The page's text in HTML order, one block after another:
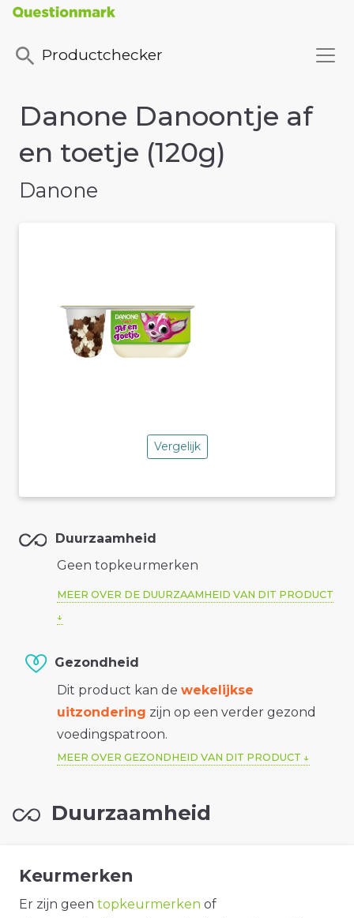
Productchecker
Danone Danoontje af
en toetje (120g)
Danone
Vergelijk
Duurzaamheid
Geen topkeurmerken
MEER OVER DE DUURZAAMHEID VAN DIT PRODUCT
Gezondheid
Dit product kan de wekelijkse
uitzondering zijn op een verder gezond
voedingspatroon.
MEER OVER GEZONDHEID VAN DIT PRODUCT
Duurzaamheid
Keurmerken
Er zijn geen topkeurmerken of